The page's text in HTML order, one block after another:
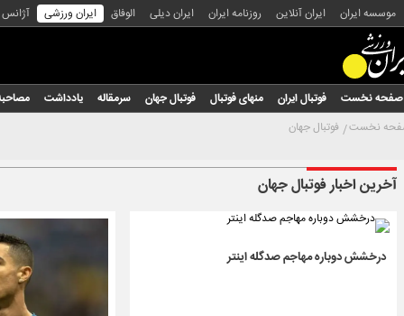
موسسه ایران ایران آنلاین روزنامه ایران ایران دیلی الوفاق ایران ورزشی
صفحه نخست فوتبال ایران منهای فوتبال فوتبال جهان سرمقاله یادداشت
نخست فوتبال جهان
آخرین اخبار فوتبال جهان
درخشش دوباره مهاجم صدگله اینتر